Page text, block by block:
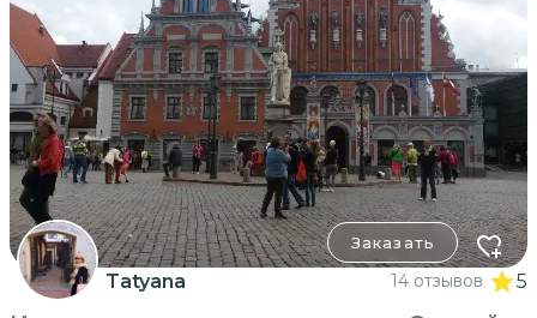
Заказать
Tatyana 14 отзывов 5